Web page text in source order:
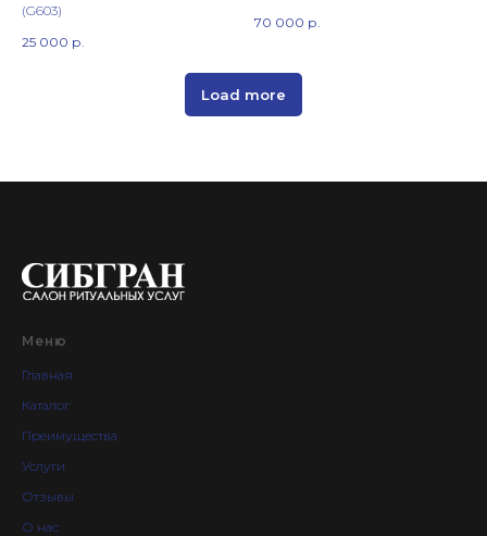
(G603)
25 000 р.
70 000 р.
Load more
Меню
Главная
Каталог
Преимущества
Услуги
Отзывы
О нас